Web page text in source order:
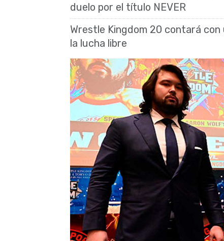
duelo por el título NEVER
Wrestle Kingdom 20 contará
la lucha libre